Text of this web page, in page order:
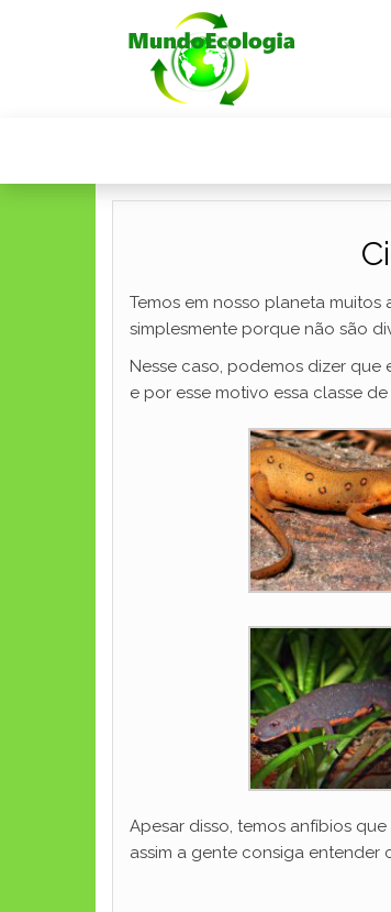
Temos em nosso planeta
simplesmente porque não são
Nesse caso, podemos dizer que
e por esse motivo essa classe
Apesar disso, temos anfíbios
assim a gente consiga